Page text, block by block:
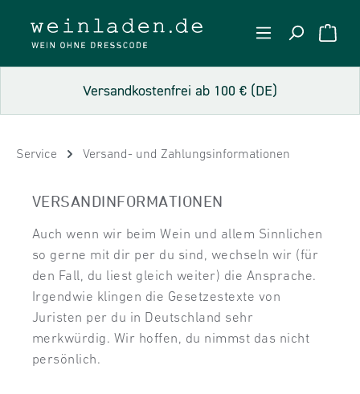
Zum Hauptinhalt springen
Versandkostenfrei ab 100 € (DE)
Service Versand- und Zahlungsinformationen
VERSANDINFORMATIONEN
Auch wenn wir beim Wein und allem Sinnlichen
so gerne mit dir per du sind, wechseln wir (für
den Fall, du liest gleich weiter) die Ansprache.
Irgendwie klingen die Gesetzestexte von
Juristen per du in Deutschland sehr
merkwürdig. Wir hoffen, du nimmst das nicht
persönlich.